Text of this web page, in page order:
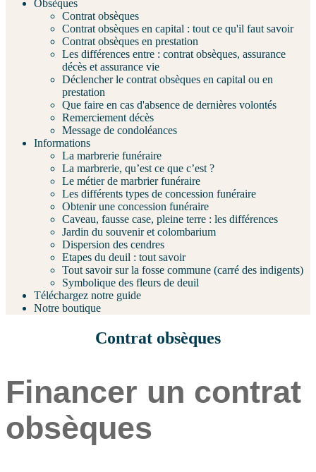
Obsèques
Contrat obsèques
Contrat obsèques en capital : tout ce qu'il faut savoir
Contrat obsèques en prestation
Les différences entre : contrat obsèques, assurance
décès et assurance vie
Déclencher le contrat obsèques en capital ou en
prestation
Que faire en cas d'absence de dernières volontés
Remerciement décès
Message de condoléances
Informations
La marbrerie funéraire
La marbrerie, qu’est ce que c’est ?
Le métier de marbrier funéraire
Les différents types de concession funéraire
Obtenir une concession funéraire
Caveau, fausse case, pleine terre : les différences
Jardin du souvenir et colombarium
Dispersion des cendres
Etapes du deuil : tout savoir
Tout savoir sur la fosse commune (carré des indigents)
Symbolique des fleurs de deuil
Téléchargez notre guide
Notre boutique
Contrat obsèques
Financer un contrat
obsèques